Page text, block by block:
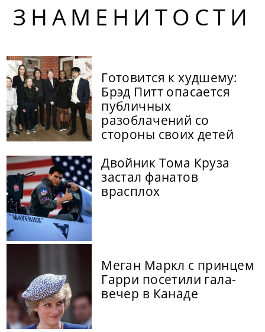
ЗНАМЕНИТОСТИ
Готовится к худшему:
Брэд Питт опасается
публичных
разоблачений со
стороны своих детей
Двойник Тома Круза
застал фанатов
врасплох
Меган Маркл с принцем
Гарри посетили гала-
вечер в Канаде